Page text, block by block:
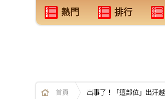
熱門 排行
首頁 出事了！「這部位」出汗